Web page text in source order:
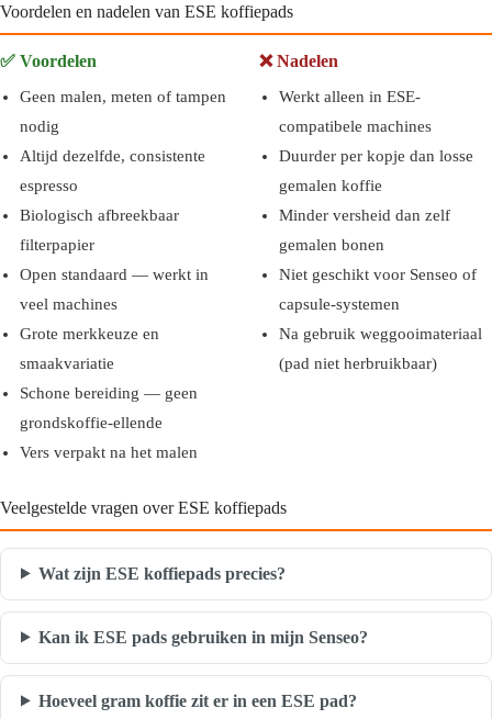
Voordelen en nadelen van ESE koffiepads
✅ Voordelen
Geen malen, meten of tampen
nodig
Altijd dezelfde, consistente
espresso
Biologisch afbreekbaar
filterpapier
Open standaard — werkt in
veel machines
Grote merkkeuze en
smaakvariatie
Schone bereiding — geen
grondskoffie-ellende
Vers verpakt na het malen
❌ Nadelen
Werkt alleen in ESE-
compatibele machines
Duurder per kopje dan losse
gemalen koffie
Minder versheid dan zelf
gemalen bonen
Niet geschikt voor Senseo of
capsule-systemen
Na gebruik weggooimateriaal
(pad niet herbruikbaar)
Veelgestelde vragen over ESE koffiepads
Wat zijn ESE koffiepads precies?
Kan ik ESE pads gebruiken in mijn Senseo?
Hoeveel gram koffie zit er in een ESE pad?